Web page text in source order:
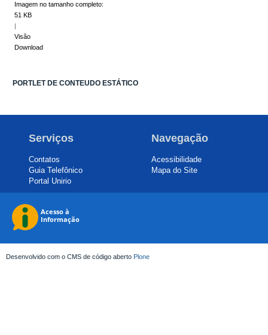
Imagem no tamanho completo:
51 KB
|
Visão
Download
PORTLET DE CONTEUDO ESTÁTICO
Serviços
Contatos
Guia Telefônico
Portal Unirio
Navegação
Acessibilidade
Mapa do Site
Desenvolvido com o CMS de código aberto Plone